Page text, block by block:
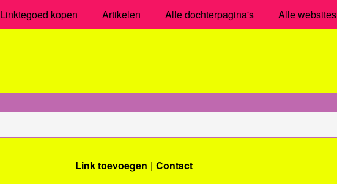
Linktegoed kopen Artikelen Alle dochterpagina's Alle websites
Link toevoegen Contact